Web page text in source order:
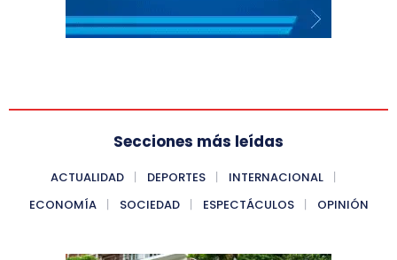
Secciones más leídas
ACTUALIDAD DEPORTES
INTERNACIONAL
ECONOMÍA
SOCIEDAD ESPECTÁCULOS OPINIÓN